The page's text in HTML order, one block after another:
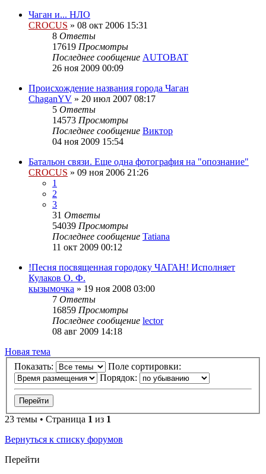
Чаган и... НЛО
CROCUS » 08 окт 2006 15:31
8 Ответы
17619 Просмотры
Последнее сообщение AUTOBAT
26 ноя 2009 00:09
Происхождение названия города Чаган
ChaganYV » 20 июл 2007 08:17
5 Ответы
14573 Просмотры
Последнее сообщение Виктор
04 ноя 2009 15:54
Батальон связи. Еще одна фотография на "опознание"
CROCUS » 09 ноя 2006 21:26
1
2
3
31 Ответы
54039 Просмотры
Последнее сообщение Tatiana
11 окт 2009 00:12
!Песня посвященная городоку ЧАГАН! Исполняет
Кулаков О. Ф.
кызымочка » 19 ноя 2008 03:00
7 Ответы
16859 Просмотры
Последнее сообщение lector
08 авг 2009 14:18
Новая тема
Показать:
Поле сортировки:
Порядок:
23 темы • Страница 1 из 1
Вернуться к списку форумов
Перейти